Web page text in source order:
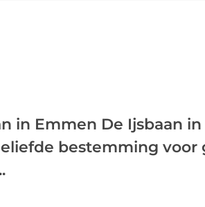
in Emmen De Ijsbaan
bestemming voor